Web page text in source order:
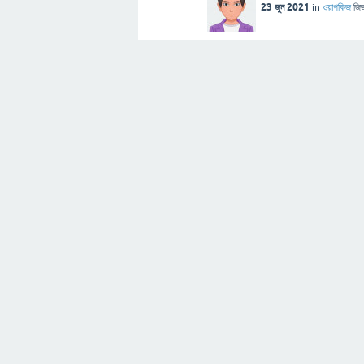
23 জুন 2021 in ওয়াপকিজ